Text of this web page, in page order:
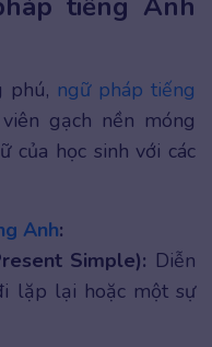
phú, ngữ pháp tiếng
gạch nền móng
của học sinh với các
Anh:
Simple): Diễn
lặp lại hoặc một sự